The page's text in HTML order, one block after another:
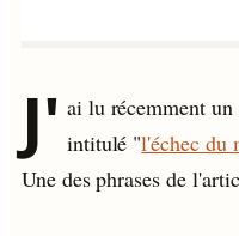
J' ai lu récemment
intitulé "l'échec du
Une des phrases de